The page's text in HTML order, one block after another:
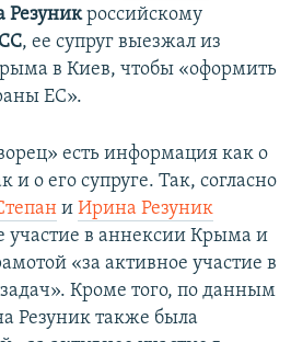
Резуникроссийскому
, ее супруг выезжал из
в Киев, чтобы «оформить
ЕС»​.
есть информация как о
и о его супруге. Так, согласно
и Ирина Резуник
участие в аннексии Крыма и
«за активное участие в
Кроме того, по данным
Резуник также была